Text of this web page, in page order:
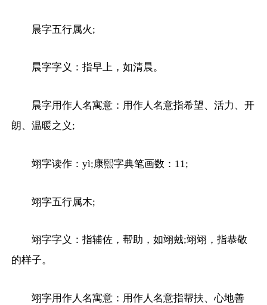
晨字五行属火;
晨字字义：指早上，如清晨。
晨字用作人名寓意：用作人名意指希望、活力、开
朗、温暖之义;
翊字读作：yì;康熙字典笔画数：11;
翊字五行属木;
翊字字义：指辅佐，帮助，如翊戴;翊翊，指恭敬
的样子。
翊字用作人名寓意：用作人名意指帮扶、心地善